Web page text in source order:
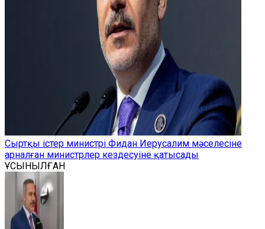
Сыртқы істер министрі Фидан Иерусалим мәселесіне
арналған министрлер кездесуіне қатысады
ҰСЫНЫЛҒАН